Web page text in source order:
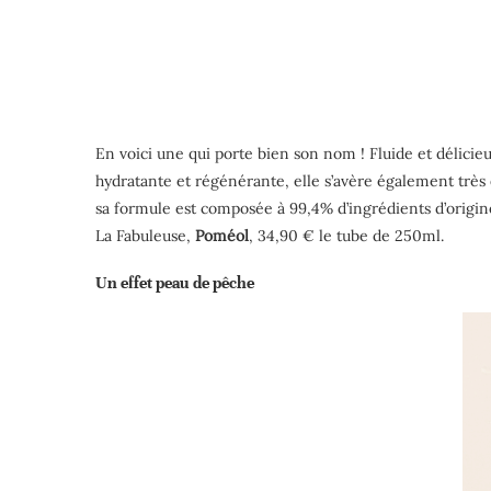
En voici une qui porte bien son nom ! Fluide et
hydratante et régénérante, elle s’avère également
sa formule est composée à 99,4% d’ingrédients
La Fabuleuse, Poméol, 34,90 € le tube de 250ml.
Un effet peau de pêche